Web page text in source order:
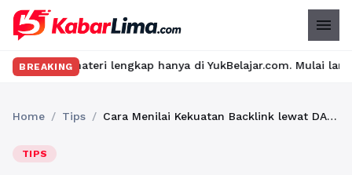
menu
BREAKING
lengkap hanya di YukBelajar.com. Mulai langkah
Home / Tips / Cara Menilai Kekuatan Backlink lewat DA/PA
TIPS